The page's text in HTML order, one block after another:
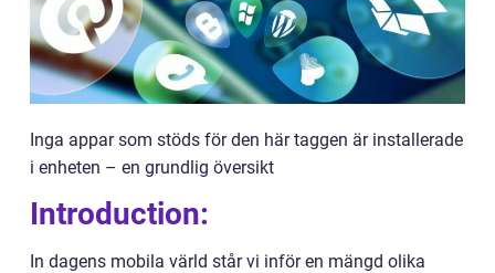
Inga appar som stöds för den här taggen är installerade
i enheten – en grundlig översikt
Introduction:
In dagens mobila värld står vi inför en mängd olika